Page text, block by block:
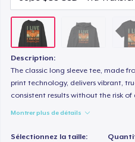
Description:
The classic long sleeve tee, made
print technology, delivers vibrant,
consistent results without the risk
Montrer plus de détails
Sélectionnez la taille:
Women's Classic Tee
23,99 $US
Heavy Tee
44,99 $US
Tru transfer Printed